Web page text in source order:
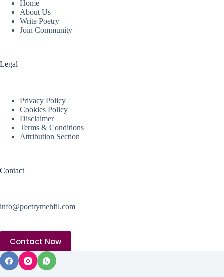
Home
About Us
Write Poetry
Join Community
Legal
Privacy Policy
Cookies Policy
Disclaimer
Terms & Conditions
Attribution Section
Contact
info@poetrymehfil.com
Contact Now